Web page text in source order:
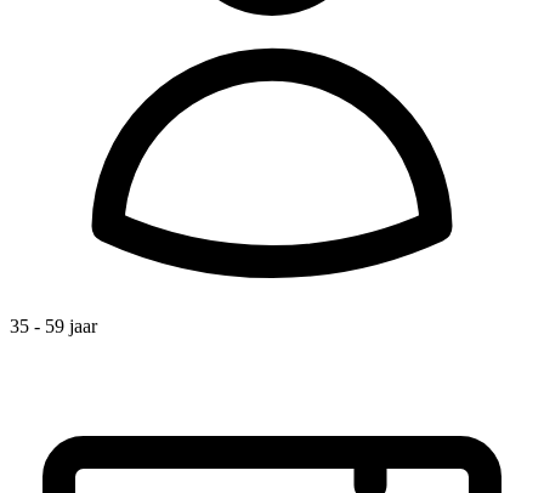
35 - 59 jaar